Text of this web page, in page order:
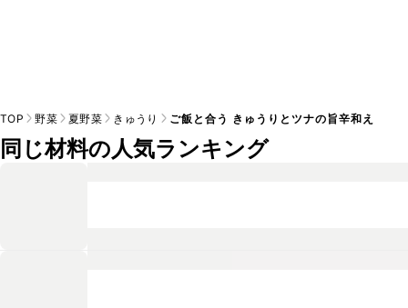
TOP 野菜 夏野菜 きゅうり ご飯と合う きゅうりとツナの旨辛和え
同じ材料の人気ランキング